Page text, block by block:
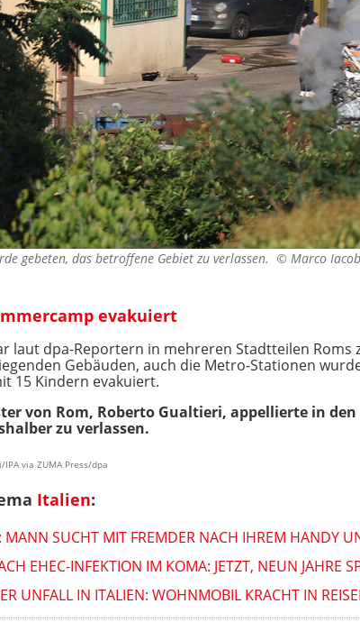
gebeten, das betroffene Gebiet zu verlassen. © Marco
evakuiert
laut dpa-Reportern in mehreren Stadtteilen
Gebäuden, auch die Metro-Stationen
15 Kindern evakuiert.
von Rom, Roberto Gualtieri, appellierte in
zu verlassen.
via ZUMA Press/dpa
Italien:
MANN SUCHT MIT FREMDER NACH IHREM HANDY
EHEC-INFEKTION IM KOMA: JETZT, NEUN JAHRE
UNFALL IN ITALIEN: WOHNMOBIL KRACHT IN